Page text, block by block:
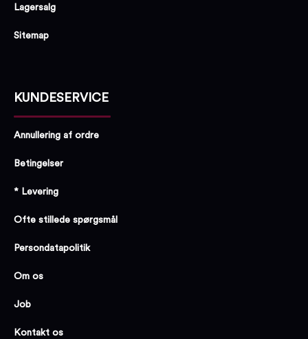
Lagersalg
Sitemap
KUNDESERVICE
Annullering af ordre
Betingelser
* Levering
Ofte stillede spørgsmål
Persondatapolitik
Om os
Job
Kontakt os